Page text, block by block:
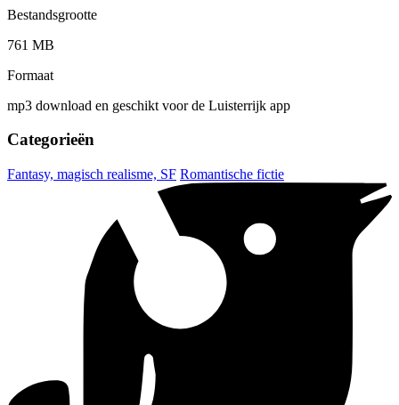
Bestandsgrootte
761 MB
Formaat
mp3 download en geschikt voor de Luisterrijk app
Categorieën
Fantasy, magisch realisme, SF Romantische fictie